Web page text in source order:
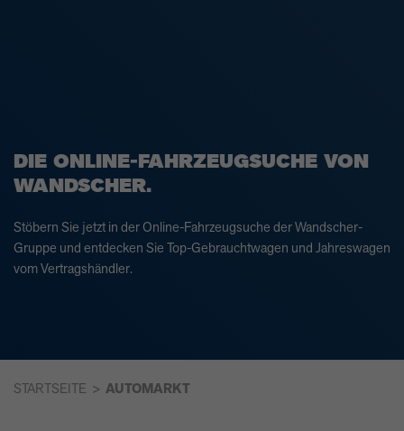
DIE ONLINE-FAHRZEUGSUCHE VON
WANDSCHER.
Stöbern Sie jetzt in der Online-Fahrzeugsuche der Wandscher-
Gruppe und entdecken Sie Top-Gebrauchtwagen und Jahreswagen
vom Vertragshändler.
STARTSEITE AUTOMARKT